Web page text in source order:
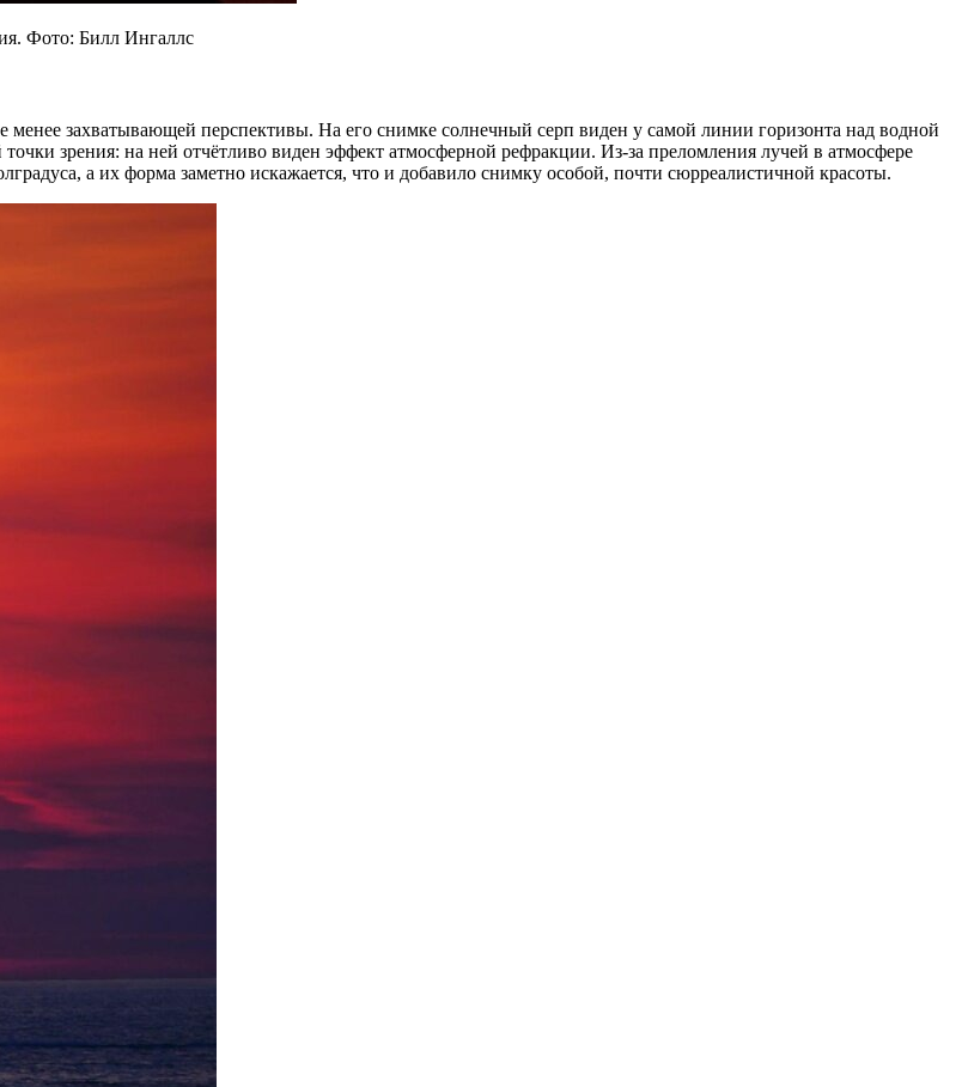
Фото: Билл Ингаллс
захватывающей перспективы. На его снимке солнечный серп виден у самой линии горизонта над водной
зрения: на ней отчётливо виден эффект атмосферной рефракции. Из-за преломления лучей в атмосфере
а их форма заметно искажается, что и добавило снимку особой, почти сюрреалистичной красоты.